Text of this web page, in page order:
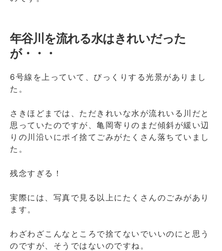
年谷川を流れる水はきれいだった
が・・・
6号線を上っていて、びっくりする光景がありまし
た。
さきほどまでは、ただきれいな水が流れいる川だと
思っていたのですが、亀岡寄りのまだ傾斜が緩い辺
りの川沿いにポイ捨てごみがたくさん落ちていまし
た。
残念すぎる！
実際には、写真で見る以上にたくさんのごみがあり
ます。
わざわざこんなところで捨てないでいいのにと思う
のですが、そうではないのですね。